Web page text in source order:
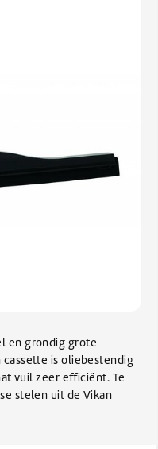
en grondig grote
is oliebestendig
vuil zeer efficiënt. Te
stelen uit de Vikan